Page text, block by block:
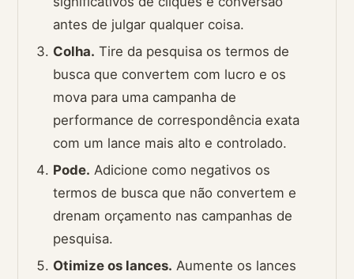
antes de julgar qualquer coisa.
Colha. Tire da pesquisa os termos de
busca que convertem com lucro e os
mova para uma campanha de
performance de correspondência exata
com um lance mais alto e controlado.
Pode. Adicione como negativos os
termos de busca que não convertem e
drenam orçamento nas campanhas de
pesquisa.
Otimize os lances. Aumente os lances